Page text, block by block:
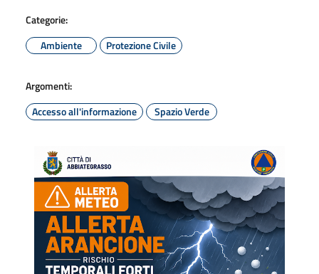
Categorie:
Ambiente
Protezione Civile
Argomenti:
Accesso all'informazione
Spazio Verde